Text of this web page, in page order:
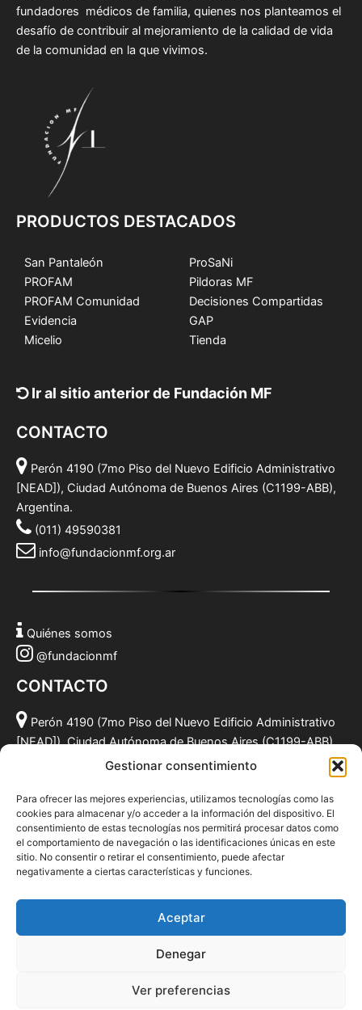
Gestionar consentimiento
Para ofrecer las mejores experiencias, utilizamos tecnologías como las
cookies para almacenar y/o acceder a la información del dispositivo. El
consentimiento de estas tecnologías nos permitirá procesar datos como
el comportamiento de navegación o las identificaciones únicas en este
sitio. No consentir o retirar el consentimiento, puede afectar
negativamente a ciertas características y funciones.
Aceptar
Denegar
Ver preferencias
fundadores médicos de familia, quienes nos planteamos el
desafío de contribuir al mejoramiento de la calidad de vida
de la comunidad en la que vivimos.
PRODUCTOS DESTACADOS
San Pantaleón
PROFAM
PROFAM Comunidad
Evidencia
Micelio
ProSaNi
Pildoras MF
Decisiones Compartidas
GAP
Tienda
Ir al sitio anterior de Fundación MF
CONTACTO
Perón 4190 (7mo Piso del Nuevo Edificio Administrativo
[NEAD]), Ciudad Autónoma de Buenos Aires (C1199-ABB),
Argentina.
(011) 49590381
info@fundacionmf.org.ar
Quiénes somos
@fundacionmf
CONTACTO
Perón 4190 (7mo Piso del Nuevo Edificio Administrativo
[NEAD]), Ciudad Autónoma de Buenos Aires (C1199-ABB),
info@fundacionmf.org.ar
Politica de privacidad